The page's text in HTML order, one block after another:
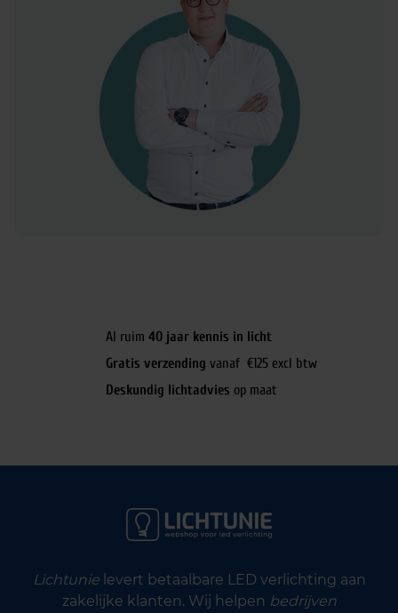
Al ruim 40 jaar kennis in licht
Gratis verzending vanaf €125 excl btw
Deskundig lichtadvies op maat
Lichtunielevert betaalbare LED verlichting aan
zakelijke klanten. Wij helpen bedrijven